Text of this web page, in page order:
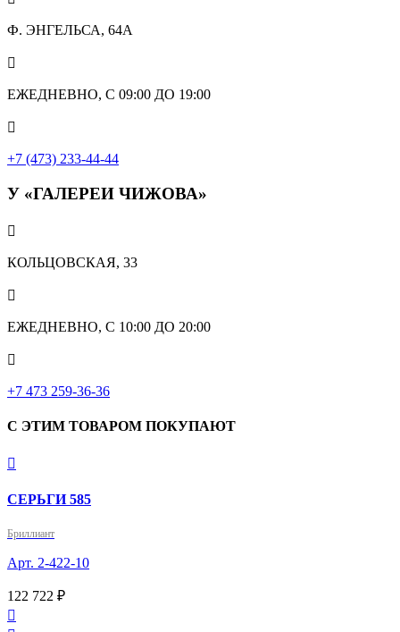
Ф. ЭНГЕЛЬСА, 64А

ЕЖЕДНЕВНО, С 09:00 ДО 19:00

+7 (473) 233-44-44
У «ГАЛЕРЕИ ЧИЖОВА»

КОЛЬЦОВСКАЯ, 33

ЕЖЕДНЕВНО, С 10:00 ДО 20:00

‎+7 473 259-36-36
С ЭТИМ ТОВАРОМ ПОКУПАЮТ

СЕРЬГИ 585
Бриллиант
Арт. 2-422-10
122 722 ₽
